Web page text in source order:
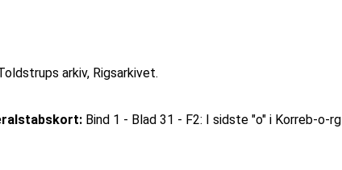
arkiv, Rigsarkivet.
Bind 1 - Blad 31 - F2: I sidste "o" i Korreb-o-rg